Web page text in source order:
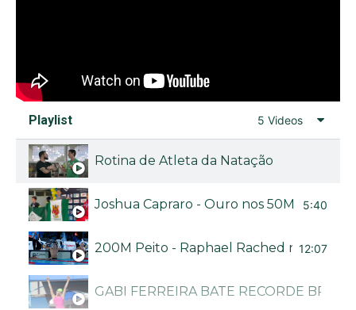
Playlist 5 Videos
Rotina de Atleta da Natação
Joshua Capraro - Ouro nos 50M livre no
5:40
200M Peito - Raphael Rached no Troféu
12:07
GABI FERREIRA BATE RECORDE